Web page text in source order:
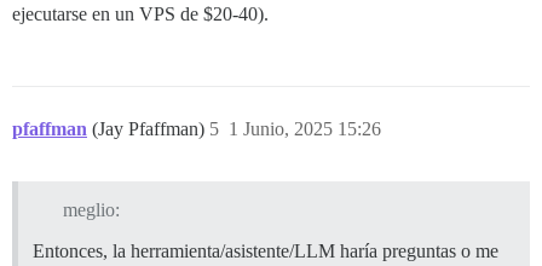
ejecutarse en un VPS de $20-40).
pfaffman (Jay Pfaffman) 1 Junio, 2025 15:26
5
meglio:
Entonces, la herramienta/asistente/LLM haría preguntas o me